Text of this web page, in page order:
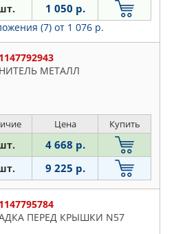
1 050 р.
(7) от 1 076 р.
МЕТАЛЛ
Цена Купить
4 668 р.
9 225 р.
ПЕРЕД КРЫШКИ N57